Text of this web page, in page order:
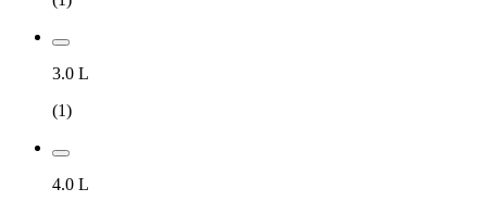
3.0 L
(1)
4.0 L